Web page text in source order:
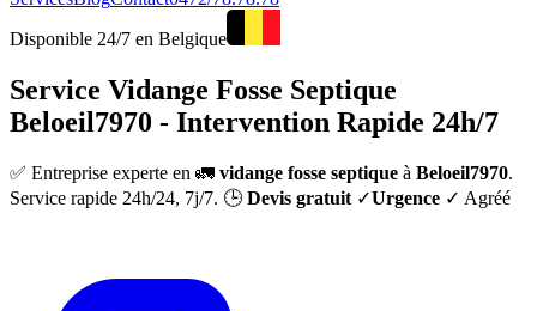
Disponible 24/7 en Belgique
Service Vidange Fosse Septique
Beloeil7970 - Intervention Rapide 24h/7
✅ Entreprise experte en 🚛 vidange fosse septique à Beloeil7970.
Service rapide 24h/24, 7j/7. 🕒 Devis gratuit ✓Urgence ✓ Agréé